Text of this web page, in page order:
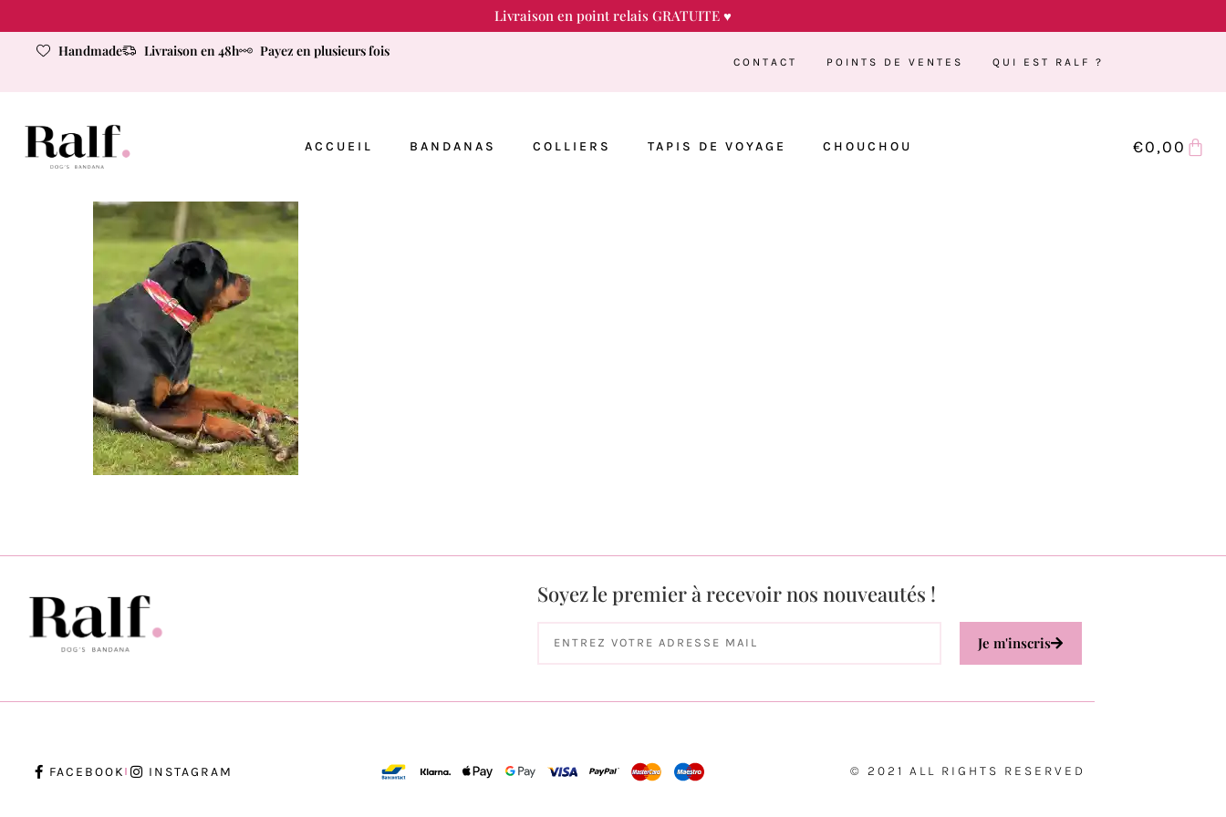
Livraison en point relais GRATUITE ♥
Handmade Livraison en 48h Payez en plusieurs fois
CONTACT POINTS DE VENTES QUI EST RALF ?
ACCUEIL BANDANAS COLLIERS TAPIS DE VOYAGE CHOUCHOU €0,00
Soyez le premier à recevoir nos nouveautés !
Je m'inscris
FACEBOOK INSTAGRAM © 2021 ALL RIGHTS RESERVED